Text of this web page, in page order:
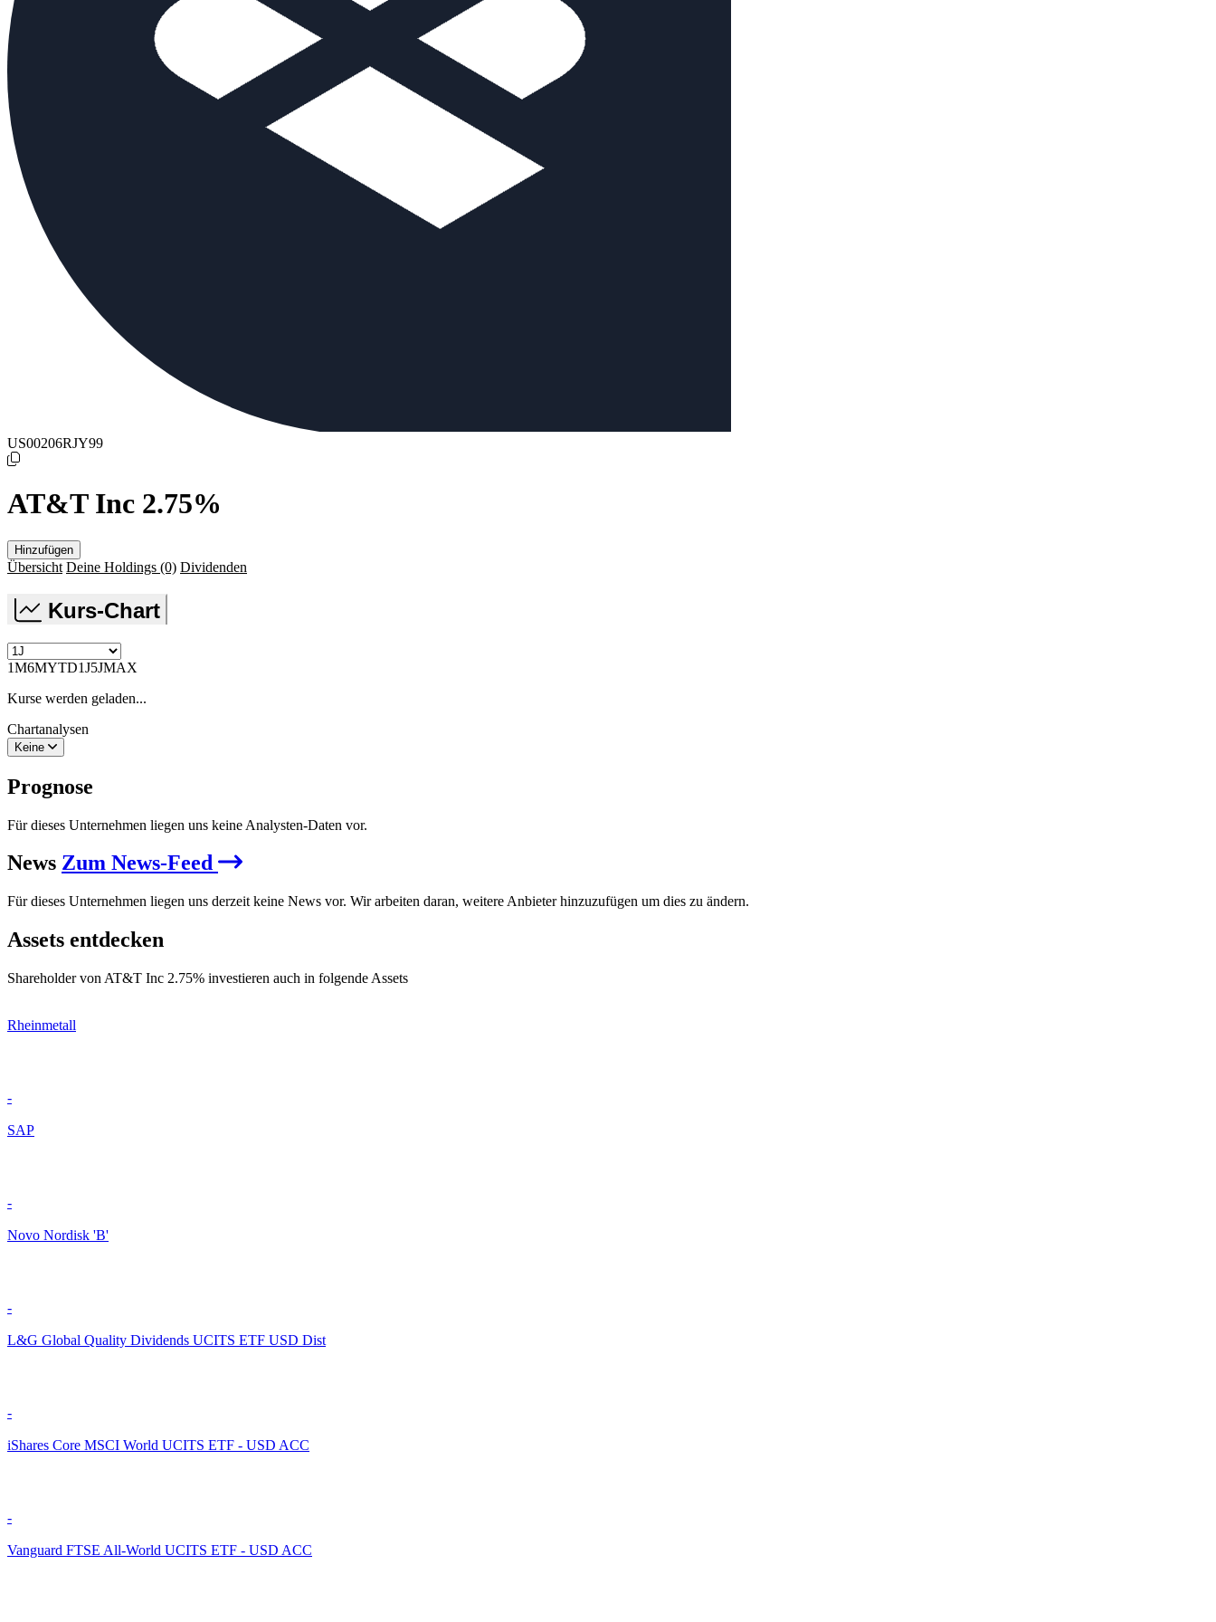
US00206RJY99
AT&T Inc 2.75%
Hinzufügen
Übersicht Deine Holdings (0) Dividenden
Kurs-Chart
1M6MYTD1J5JMAX
Kurse werden geladen...
Chartanalysen
Keine
Prognose
Für dieses Unternehmen liegen uns keine Analysten-Daten vor.
News Zum News-Feed
Für dieses Unternehmen liegen uns derzeit keine News vor. Wir arbeiten daran, weitere Anbieter hinzuzufügen um dies zu ändern.
Assets entdecken
Shareholder von AT&T Inc 2.75% investieren auch in folgende Assets
Rheinmetall
-
SAP
-
Novo Nordisk 'B'
-
L&G Global Quality Dividends UCITS ETF USD Dist
-
iShares Core MSCI World UCITS ETF - USD ACC
-
Vanguard FTSE All-World UCITS ETF - USD ACC